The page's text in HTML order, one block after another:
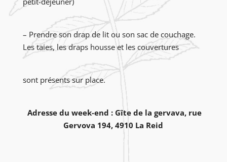
– Prendre son drap de lit ou son sac de couchage.
Les taies, les draps housse et les couvertures
sont présents sur place.
Adresse du week-end : Gîte de la gervava, rue
Gervova 194, 4910 La Reid